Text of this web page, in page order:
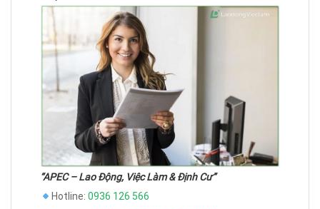
“APEC – Lao Động, Việc Làm & Định Cư”
Hotline: 0936 126 566